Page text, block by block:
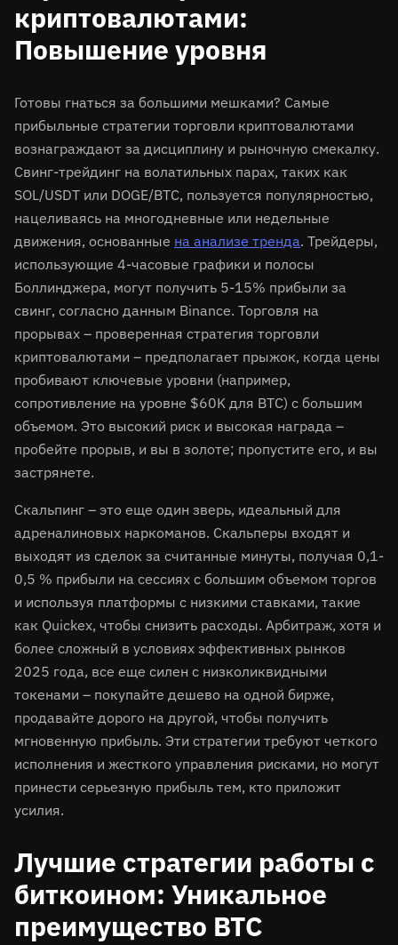
криптовалютами:
Повышение уровня
Готовы гнаться за большими мешками? Самые
прибыльные стратегии торговли криптовалютами
вознаграждают за дисциплину и рыночную смекалку.
Свинг-трейдинг на волатильных парах, таких как
SOL/USDT или DOGE/BTC, пользуется популярностью,
нацеливаясь на многодневные или недельные
движения, основанные на анализе тренда. Трейдеры,
использующие 4-часовые графики и полосы
Боллинджера, могут получить 5-15% прибыли за
свинг, согласно данным Binance. Торговля на
прорывах – проверенная стратегия торговли
криптовалютами – предполагает прыжок, когда цены
пробивают ключевые уровни (например,
сопротивление на уровне $60K для BTC) с большим
объемом. Это высокий риск и высокая награда –
пробейте прорыв, и вы в золоте; пропустите его, и вы
застрянете.
Скальпинг – это еще один зверь, идеальный для
адреналиновых наркоманов. Скальперы входят и
выходят из сделок за считанные минуты, получая 0,1-
0,5 % прибыли на сессиях с большим объемом торгов
и используя платформы с низкими ставками, такие
как Quickex, чтобы снизить расходы. Арбитраж, хотя и
более сложный в условиях эффективных рынков
2025 года, все еще силен с низколиквидными
токенами – покупайте дешево на одной бирже,
продавайте дорого на другой, чтобы получить
мгновенную прибыль. Эти стратегии требуют четкого
исполнения и жесткого управления рисками, но могут
принести серьезную прибыль тем, кто приложит
усилия.
Лучшие стратегии работы с
биткоином: Уникальное
преимущество BTC